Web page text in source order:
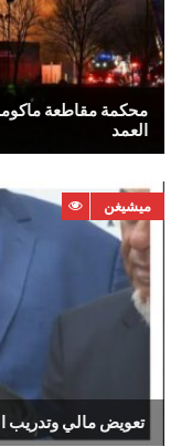
‬العمد
تعويض‭ ‬مالي‭ ‬وتدريب‭ ‬الموظفين‭ .. ‬مدارس‭ ‬‮«‬بليموث–كانتون‮»‬‭ ‬
ميشيغن